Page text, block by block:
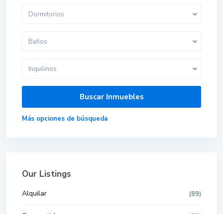
Dormitorios
Baños
Inquilinos
Más opciones de búsqueda
Our Listings
Alquilar (89)